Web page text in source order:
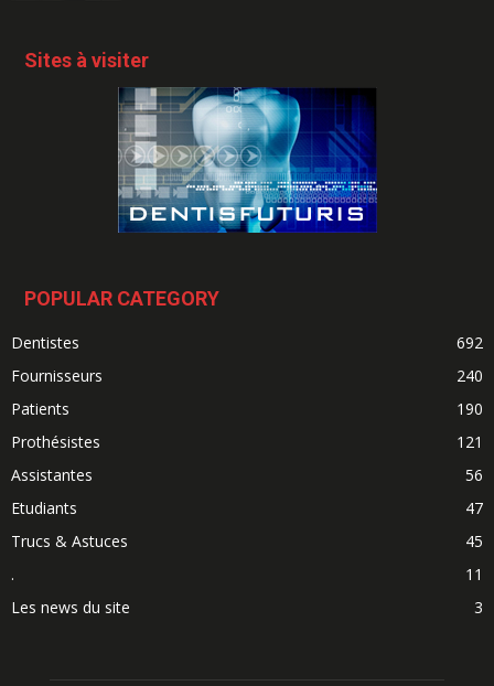
Sites à visiter
POPULAR CATEGORY
Dentistes
692
Fournisseurs
240
Patients
190
Prothésistes
121
Assistantes
56
Etudiants
47
Trucs & Astuces
45
.
11
Les news du site
3